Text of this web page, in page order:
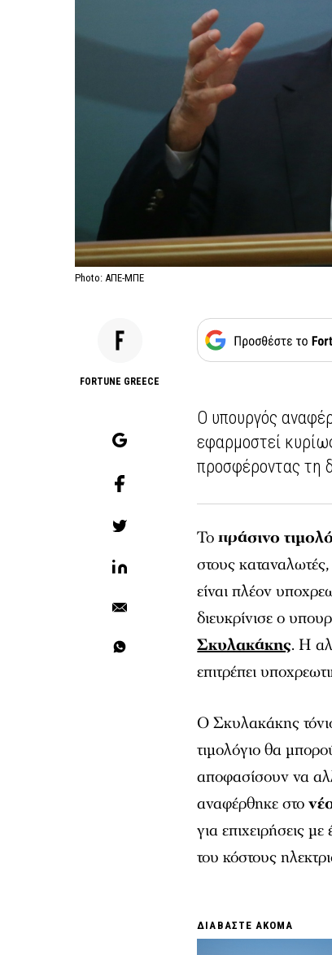
Photo: ΑΠΕ-ΜΠΕ
FORTUNE GREECE
Ο υπουργός
εφαρμοστεί
προσφέροντας τη
Τοπράσινο
στους
είναι πλέον
διευκρίνισε ο
Σκυλακάκης. Η
επιτρέπει
Ο Σκυλακάκης
τιμολόγιο θα
αποφασίσουν να
αναφέρθηκε στο
για επιχειρήσεις
του κόστους
ΔΙΑΒΑΣΤΕ ΑΚΟΜΑ